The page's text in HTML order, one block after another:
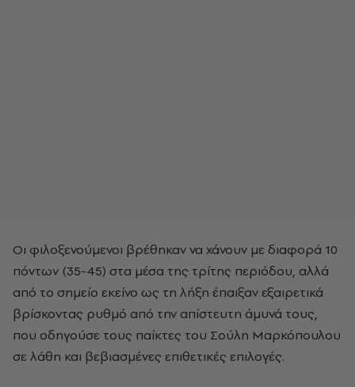
Οι φιλοξενούμενοι βρέθηκαν να χάνουν με διαφορά 10
πόντων (35-45) στα μέσα της τρίτης περιόδου, αλλά
από το σημείο εκείνο ως τη λήξη έπαιξαν εξαιρετικά
βρίσκοντας ρυθμό από την απίστευτη άμυνά τους,
που οδηγούσε τους παίκτες του Σούλη Μαρκόπουλου
σε λάθη και βεβιασμένες επιθετικές επιλογές.